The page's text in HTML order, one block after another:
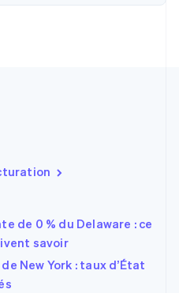
de 0 % du Delaware : ce
savoir
New York : taux d’État